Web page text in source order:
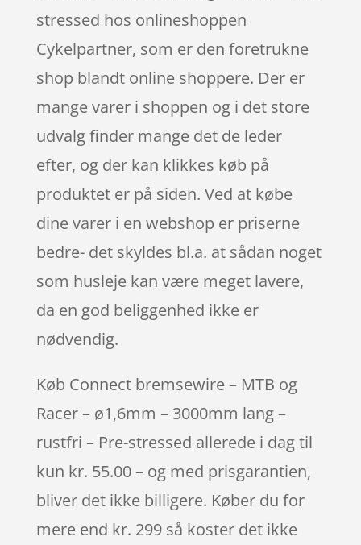
stressed hos onlineshoppen
Cykelpartner, som er den foretrukne
shop blandt online shoppere. Der er
mange varer i shoppen og i det store
udvalg finder mange det de leder
efter, og der kan klikkes køb på
produktet er på siden. Ved at købe
dine varer i en webshop er priserne
bedre- det skyldes bl.a. at sådan noget
som husleje kan være meget lavere,
da en god beliggenhed ikke er
nødvendig.
Køb Connect bremsewire – MTB og
Racer – ø1,6mm – 3000mm lang –
rustfri – Pre-stressed allerede i dag til
kun kr. 55.00 – og med prisgarantien,
bliver det ikke billigere. Køber du for
mere end kr. 299 så koster det ikke